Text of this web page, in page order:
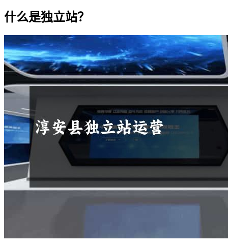
什么是独立站？